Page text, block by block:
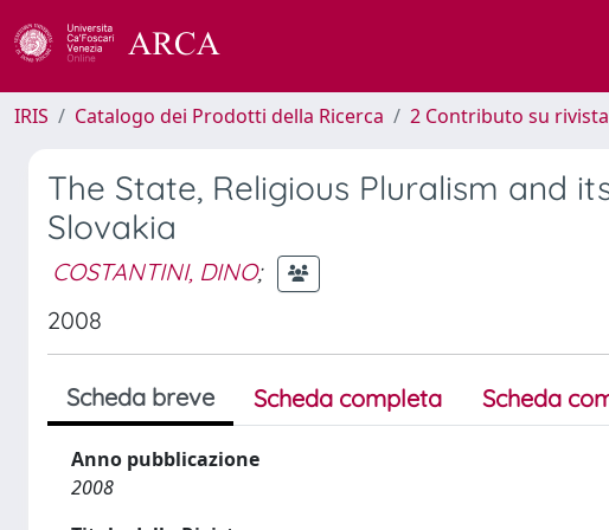
IRIS Catalogo dei Prodotti della Ricerca 2 Contributo su rivista
The State, Religious Pluralism and
Slovakia
COSTANTINI, DINO;
2008
Scheda breve Scheda completa Scheda
Anno pubblicazione
2008